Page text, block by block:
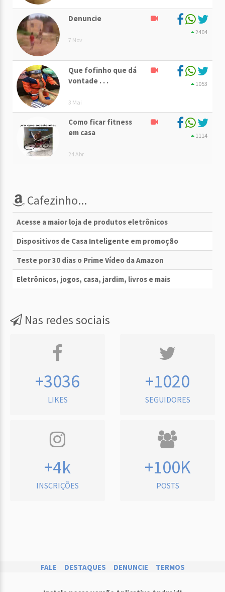
Denuncie
7 Nov
2404
Que fofinho que dá
vontade . . .
3 Mai
1053
Como ficar fitness
em casa
24 Abr
1114
Cafezinho...
Acesse a maior loja de produtos eletrônicos
Dispositivos de Casa Inteligente em promoção
Teste por 30 dias o Prime Vídeo da Amazon
Eletrônicos, jogos, casa, jardim, livros e mais
Nas redes sociais
+3036
LIKES
+1020
SEGUIDORES
+4k
INSCRIÇÕES
+100K
POSTS
FALE DESTAQUES DENUNCIE TERMOS